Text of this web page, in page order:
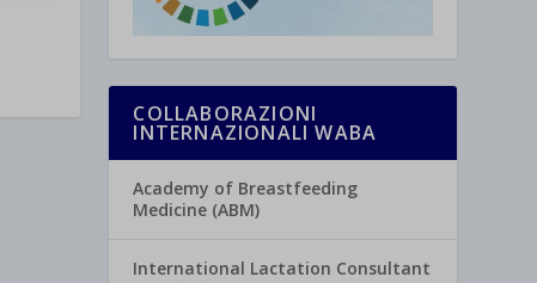
COLLABORAZIONI
INTERNAZIONALI WABA
Academy of Breastfeeding
Medicine (ABM)
International Lactation Consultant